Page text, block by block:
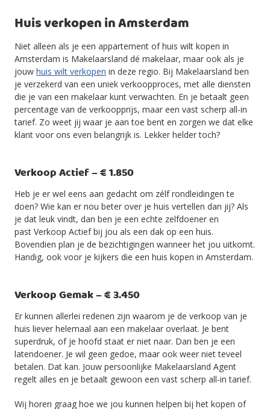
Huis verkopen in Amsterdam
Niet alleen als je een appartement of huis wilt kopen in
Amsterdam is Makelaarsland dé makelaar, maar ook als je
jouw huis wilt verkopen in deze regio. Bij Makelaarsland ben
je verzekerd van een uniek verkoopproces, met alle diensten
die je van een makelaar kunt verwachten. En je betaalt geen
percentage van de verkoopprijs, maar een vast scherp all-in
tarief. Zo weet jij waar je aan toe bent en zorgen we dat elke
klant voor ons even belangrijk is. Lekker helder toch?
Verkoop Actief – € 1.850
Heb je er wel eens aan gedacht om zélf rondleidingen te
doen? Wie kan er nou beter over je huis vertellen dan jij? Als
je dat leuk vindt, dan ben je een echte zelfdoener en
past Verkoop Actief bij jou als een dak op een huis.
Bovendien plan je de bezichtigingen wanneer het jou uitkomt.
Handig, ook voor je kijkers die een huis kopen in Amsterdam.
Verkoop Gemak – € 3.450
Er kunnen allerlei redenen zijn waarom je de verkoop van je
huis liever helemaal aan een makelaar overlaat. Je bent
superdruk, of je hoofd staat er niet naar. Dan ben je een
latendoener. Je wil geen gedoe, maar ook weer niet teveel
betalen. Dat kan. Jouw persoonlijke Makelaarsland Agent
regelt alles en je betaalt gewoon een vast scherp all-in tarief.
Wij horen graag hoe we jou kunnen helpen bij het kopen of